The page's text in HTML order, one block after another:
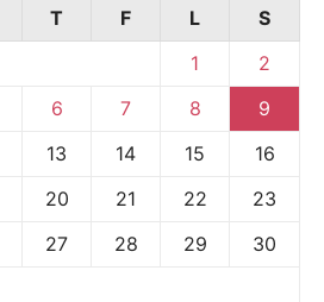
T F L
S
1
2
6 7 8
9
13 14 15
16
20 21 22
23
27 28 29
30